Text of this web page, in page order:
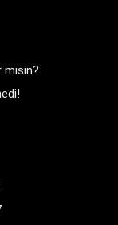
misin?